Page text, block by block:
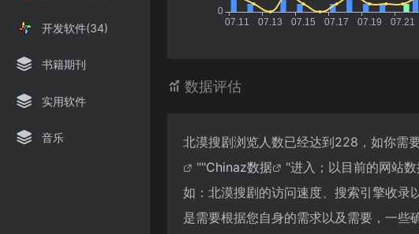
开发软件(34)
书籍期刊
实用软件
音乐
数据评估
北漠搜剧浏览人数已经达到228，如你需
""Chinaz数据
"进入；以目前的网站
如：北漠搜剧的访问速度、搜索引擎收录
是需要根据您自身的需求以及需要，一些